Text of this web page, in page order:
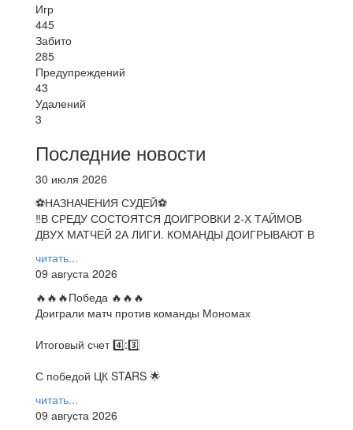
Игр
445
Забито
285
Предупреждений
43
Удалений
3
Последние новости
30 июля 2026
⚽НАЗНАЧЕНИЯ СУДЕЙ⚽
‼В СРЕДУ СОСТОЯТСЯ ДОИГРОВКИ 2-Х ТАЙМОВ
ДВУХ МАТЧЕЙ 2А ЛИГИ. КОМАНДЫ ДОИГРЫВАЮТ В
читать...
09 августа 2026
🔥🔥🔥Победа 🔥🔥🔥
Доиграли матч против команды Мономах
Итоговый счет 4️⃣:3️⃣
С победой ЦК STARS 🌟
читать...
09 августа 2026